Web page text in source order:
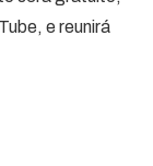
e reunirá